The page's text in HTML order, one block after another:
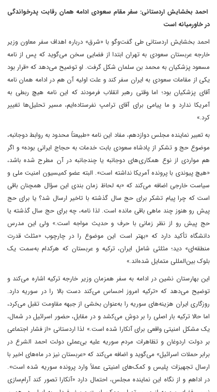
احمد بخشایش اردستانی: سفر مقام سعودی ادامه همان رقابت پدرخواندگی
در خاورمیانه است
احمد بخشایش اردستانی طی گفت‌وگو با «شرق» درباره اهداف سفر معاون وزیر
خارجه عربستان سعودی به تهران ابتدا از فضایی سخن می‌گوید که پس از نامه
مسعود پزشکیان به محمد بن سلمان شکل گرفت. او توضیح می‌دهد که «قرار بود
یکی از مقامات سعودی به ایران سفر کند و علت اولیه آن هم در ادامه همان نامه
آقای پزشکیان بود؛ اما وقتی رهبر انقلاب فرمودند که این نامه هیچ ربطی به
آمریکا ندارد و ما پیامی برای آقای ترامپ نفرستاده‌ایم، مسیر تحلیل‌ها تغییر
کرد.»
به تعبیر نماینده مجلس دوازدهم، مفاد این نامه «طبیعتاً محدود به روابط دوجانبه،
موضوع حج و تشکر از پادشاه سعودی بابت خدمات به حجاج ایرانی بوده» و اگر
هم مواردی از نوع همکاری‌های دوجانبه یا چندجانبه در آن مطرح شده باشد،
«هیچ پیوندی با پرونده آمریکا نداشته است». البته عضو کمیسیون امنیت ملی و
سیاست خارجی اضافه می‌کند که «به لحاظ زمان بندی این سؤال همچنان باقی
است که چرا پیام تشکر برای حج سال گذشته با تاخیر ارسال شد؟ یا برای حج
پیش رو هنوز چند ماهی باقی مانده است. لذا نامه، چه برای حج سال گذشته یا
حج پیش رو از نظر زمانی با حرف و حدیث مواجه است.» ولی این مدرس
دانشگاه تأکید دارد که «بهتر است این موضوع را در چارچوب «مثلث قدرت
منطقه‌ای» دید؛ مثلثی شامل ایران، ترکیه و عربستان که هرکدام به‌سمت یک
بلوک بین‌المللی متمایل شده‌اند.»
این بهارستان نشین در ادامه به سفر همزمان وزیر خارجه ترکیه اشاره می‌کند و
توضیح می‌دهد که «ترکیه امروز احساس می‌کند دست بالا را در سوریه دارد.
روزگاری ایران هزینه‌های سوریه را به‌عنوان بخشی از جبهه مقاومت تقبل می‌کرد،
اما حالا ترکیه بار اصلی را بر دوش می‌کشد و در مقابل، حضور اسرائیل در شمال،
یک مشکل امنیتی واقعی برای آنکارا شده است.» لذا اردستانی «از فشار اجتماعی
بر دولت اردوغان و تظاهرات مردم سوریه علیه بی‌عملی دولت احمد الشرع در
برابر حملات اسرائیل» می‌گوید و اضافه می‌کند که «عربستان نیز در ماه‌های اخیر با
ارسال تجهیزات پلیس و کمک‌های امنیتی عملاً وارد پرونده سوریه شده است».
در اداهم و از نگاه این نماینده مجلس، احتمال دارد «آنکارا تصور کند آرام‌سازی